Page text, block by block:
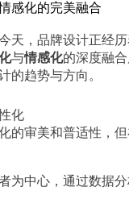
感化的完美融合
天，品牌设计正经
与情感化的深度融
的趋势与方向。
化
的审美和普适性，
为中心，通过数据